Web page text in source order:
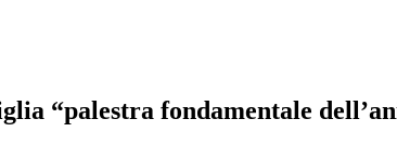
“palestra fondamentale